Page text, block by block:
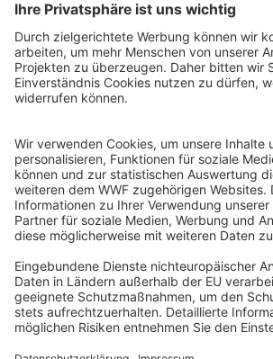
WWF Deutschland
Reinhardtstr. 18
10117 Berlin
Ihre Spende kann steuerlich geltend
Registriert als Stiftung WWF Deutschland,
Justiz Berlin, Az: 3416/976/2
Umsatzsteuer-Identifikationsnummer: DE
Freistellungsbescheid: Als gemeinnützige
von der Körperschaftssteuer gem. §5 I 9
Steuernummer 27/641/09321